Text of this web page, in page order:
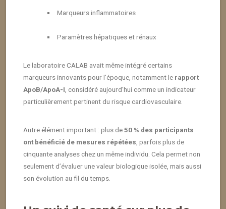
Marqueurs inflammatoires
Paramètres hépatiques et rénaux
Le laboratoire CALAB avait même intégré certains
marqueurs innovants pour l’époque, notamment le rapport
ApoB/ApoA-I , considéré aujourd’hui comme un indicateur
particulièrement pertinent du risque cardiovasculaire.
Autre élément important : plus de50 % des participants
ont bénéficié de mesures répétées , parfois plus de
cinquante analyses chez un même individu. Cela permet non
seulement d’évaluer une valeur biologique isolée, mais aussi
son évolution au fil du temps.